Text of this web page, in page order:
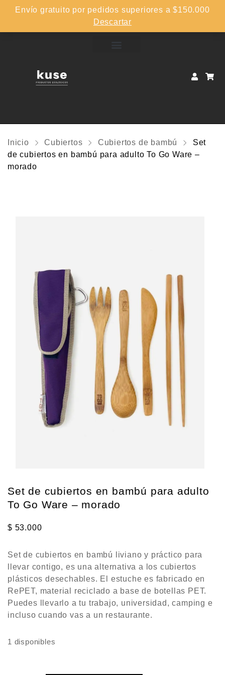
Envío gratuito por pedidos superiores a $150.000
Descartar
Inicio Cubiertos Cubiertos de bambú
Set
de cubiertos en bambú para adulto To Go Ware –
morado
Set de cubiertos en bambú para adulto
To Go Ware – morado
$ 53.000
Set de cubiertos en bambú liviano y práctico para
llevar contigo, es una alternativa a los cubiertos
plásticos desechables. El estuche es fabricado en
RePET, material reciclado a base de botellas PET.
Puedes llevarlo a tu trabajo, universidad, camping e
incluso cuando vas a un restaurante.
1 disponibles